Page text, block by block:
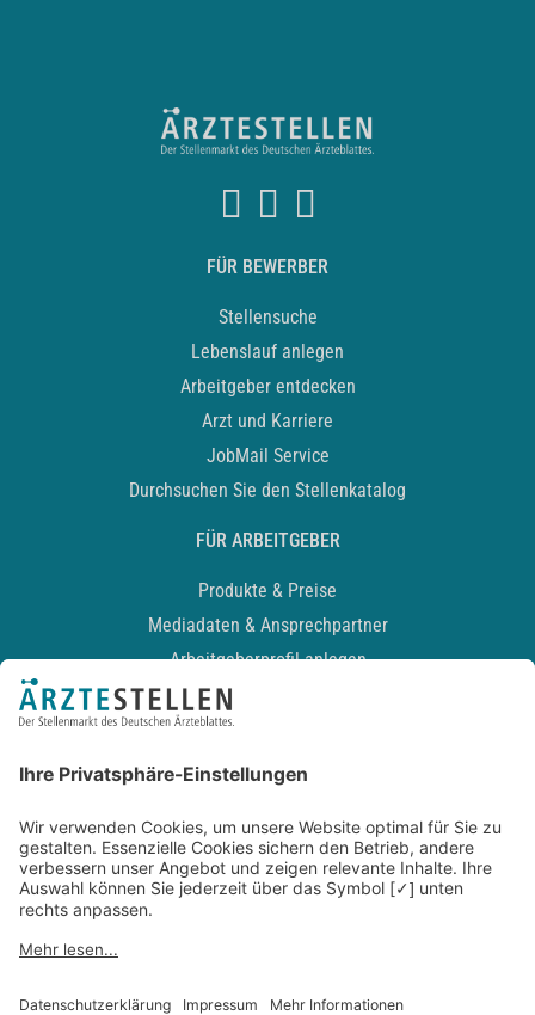
FÜR BEWERBER
Stellensuche
Lebenslauf anlegen
Arbeitgeber entdecken
Arzt und Karriere
JobMail Service
Durchsuchen Sie den Stellenkatalog
FÜR ARBEITGEBER
Produkte & Preise
Mediadaten & Ansprechpartner
Arbeitgeberprofil anlegen
Recruiting-Podcast
Kontakt
Datenschutz
Newsletter